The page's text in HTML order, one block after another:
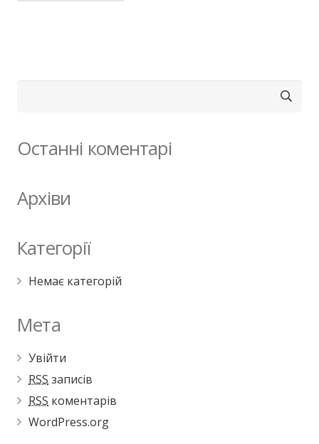
Останні коментарі
Архіви
Категорії
Немає категорій
Мета
Увійти
RSS записів
RSS коментарів
WordPress.org